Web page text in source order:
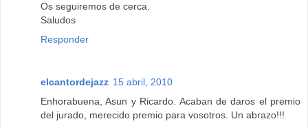
Os seguiremos de cerca.
Saludos
Responder
elcantordejazz 15 abril, 2010
Enhorabuena, Asun y Ricardo. Acaban de daros el premio
del jurado, merecido premio para vosotros. Un abrazo!!!